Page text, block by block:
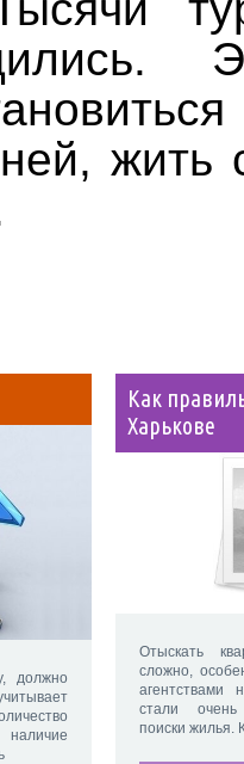
должно
Как
Харькове
Отыскать
сложно,
агентствами
стали очень
поиски жилья.